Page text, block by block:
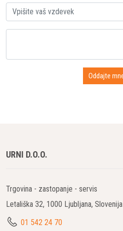
URNI D.O.O.
Trgovina - zastopanje - servis
Letališka 32, 1000 Ljubljana, Slovenija
01 542 24 70